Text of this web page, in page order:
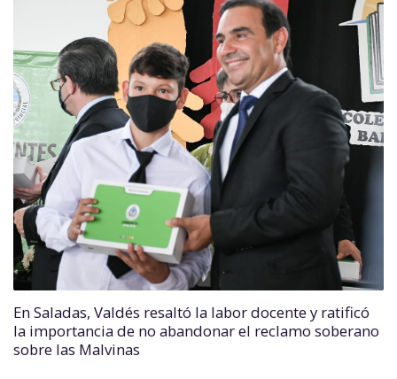
En Saladas, Valdés resaltó la labor docente y ratificó
la importancia de no abandonar el reclamo soberano
sobre las Malvinas